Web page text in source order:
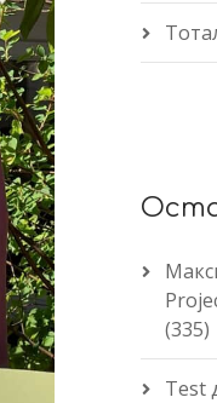
(335)
Test